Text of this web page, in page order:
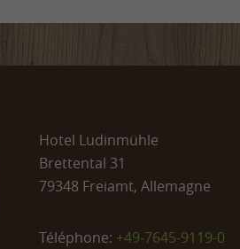
Hotel Ludinmühle
Brettental 31
79348 Freiamt, Allemagne
Téléphone: +49-7645-9119-0